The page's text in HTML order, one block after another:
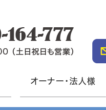
オーナー・法人様